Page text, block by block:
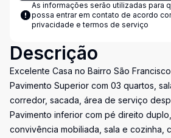
As informações serão utilizadas para
possa entrar em contato de acordo
privacidade e termos de serviço
Descrição
Excelente Casa no Bairro São Francisco
Pavimento Superior com 03 quartos,
corredor, sacada, área de serviço
Pavimento inferior com pé direito
convivência mobiliada, sala e cozinha,